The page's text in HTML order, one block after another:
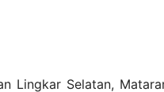
Lingkar Selatan,